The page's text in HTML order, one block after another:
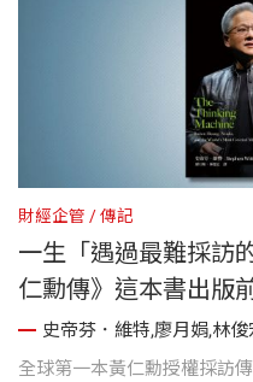
財經企管 傳記
一生「遇過最難採訪
仁勳傳》這本書出版
史帝芬．維特,廖月娟,林
全球第一本黃仁勳授權採訪